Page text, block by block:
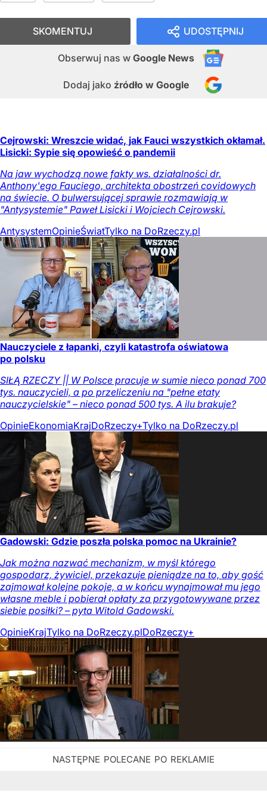
UDOSTĘPNIJ
Obserwuj nas w Google News
Dodaj jako źródło w Google
SKOMENTUJ
Cejrowski: Wreszcie widać, jak Fauci wszystkich okłamał.
Lisicki: Sypie się opowieść o pandemii
Na jaw wychodzą nowe fakty ws. działalności dr.
Anthony'ego Fauciego, architekta obostrzeń covidowych
na świecie. O bulwersującej sprawie rozmawiają w
"Antysystemie" Paweł Lisicki i Wojciech Cejrowski.
AntysystemOpinieŚwiatTylko na DoRzeczy.pl
Nauczyciele z łapanki, czyli katastrofa oświatowa
po polsku
SIŁĄ RZECZY || W Polsce pracuje w sumie nieco ponad 700
tys. nauczycieli, a po przeliczeniu na "pełne etaty
nauczycielskie" – nieco ponad 500 tys. A ilu brakuje?
OpinieEkonomiaKrajDoRzeczy+Tylko na DoRzeczy.pl
Gadowski: Gdzie poszła polska pomoc na Ukrainie?
Jak można nazwać mechanizm, w myśl którego
gospodarz, żywiciel, przekazuje pieniądze na to, aby gość
zajmował kolejne pokoje, a w końcu wynajmował mu jego
własne meble i pobierał opłaty za przygotowywane przez
siebie posiłki? – pyta Witold Gadowski.
OpinieKrajTylko na DoRzeczy.plDoRzeczy+